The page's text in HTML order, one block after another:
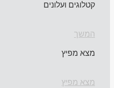
קטלוגים ועלונים
המשך
מצא מפיץ
מצא מפיץ